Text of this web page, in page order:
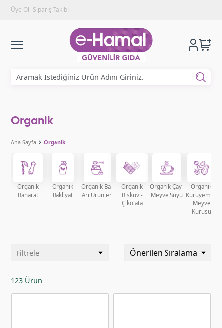
Üye Ol Sipariş Takibi
Organik
Ana Sayfa Organik
Organik
Baharat
Organik
Bakliyat
Organik Bal-
Arı Ürünleri
Organik
Bisküvi-
Çikolata
Organik Çay-
Meyve Suyu
Organik
Kuruyemiş-
Meyve
Kurusu
Filtrele Önerilen Sıralama
123 Ürün